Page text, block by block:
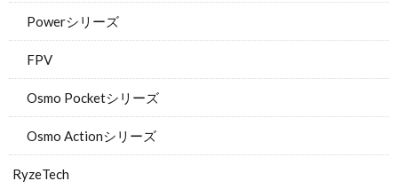
Powerシリーズ
FPV
Osmo Pocketシリーズ
Osmo Actionシリーズ
RyzeTech